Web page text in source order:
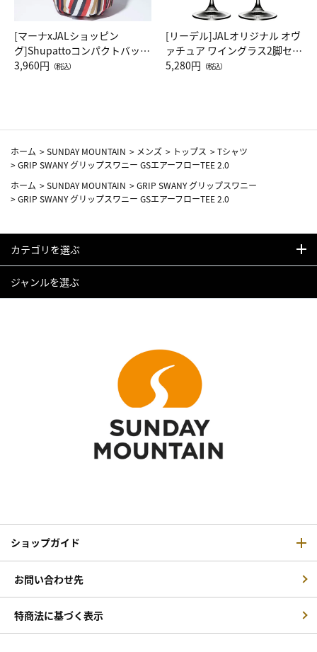
[マーナxJALショッピン
グ]Shupattoコンパクトバッグ
Drop JAL客室乗務員（LC）ス
3,960円 （税込）
[リーデル]JALオリジナル オヴ
ァチュア ワイングラス2脚セッ
ト（レッドワイン）
5,280円 （税込）
ホーム >SUNDAY MOUNTAIN > メンズ > トップス >Tシャツ
>GRIP SWANY グリップスワニー GSエアーフローTEE 2.0
ホーム >SUNDAY MOUNTAIN >GRIP SWANY グリップスワニー
>GRIP SWANY グリップスワニー GSエアーフローTEE 2.0
カテゴリを選ぶ
ジャンルを選ぶ
ショップガイド
お問い合わせ先
特商法に基づく表示